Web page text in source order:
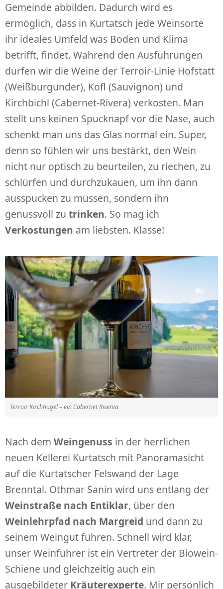
Gemeinde abbilden. Dadurch wird es
ermöglich, dass in Kurtatsch jede Weinsorte
ihr ideales Umfeld was Boden und Klima
betrifft, findet. Während den Ausführungen
dürfen wir die Weine der Terroir-Linie Hofstatt
(Weißburgunder), Kofl (Sauvignon) und
Kirchbichl (Cabernet-Rivera) verkosten. Man
stellt uns keinen Spucknapf vor die Nase, auch
schenkt man uns das Glas normal ein. Super,
denn so fühlen wir uns bestärkt, den Wein
nicht nur optisch zu beurteilen, zu riechen, zu
schlürfen und durchzukauen, um ihn dann
ausspucken zu müssen, sondern ihn
genussvoll zu trinken. So mag ich
Verkostungen am liebsten. Klasse!
Terroir Kirchhügel – ein Cabernet Riserva
Nach dem Weingenuss in der herrlichen
neuen Kellerei Kurtatsch mit Panoramasicht
auf die Kurtatscher Felswand der Lage
Brenntal. Othmar Sanin wird uns entlang der
Weinstraße nach Entiklar, über den
Weinlehrpfad nach Margreid und dann zu
seinem Weingut führen. Schnell wird klar,
unser Weinführer ist ein Vertreter der Biowein-
Schiene und gleichzeitig auch ein
ausgebildeter Kräuterexperte. Mir persönlich